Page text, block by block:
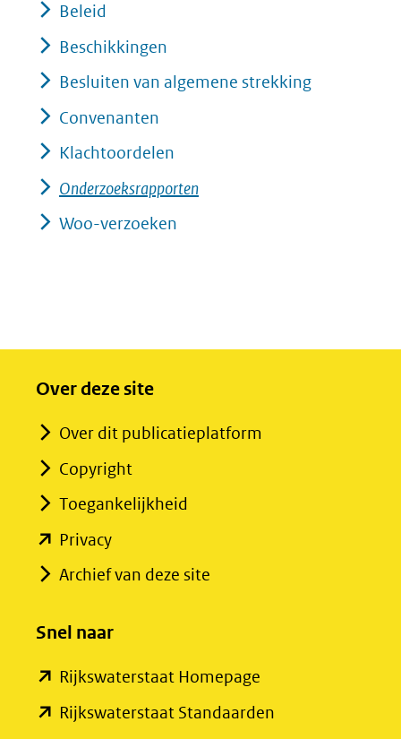
Beleid
Beschikkingen
Besluiten van algemene strekking
Convenanten
Klachtoordelen
Onderzoeksrapporten
Woo-verzoeken
Over deze site
Over dit publicatieplatform
Copyright
Toegankelijkheid
Privacy(opent
in
venster)
naar
een
Archief van deze site
Snel naar
Rijkswaterstaat Homepage
in
Rijkswaterstaat Standaarden